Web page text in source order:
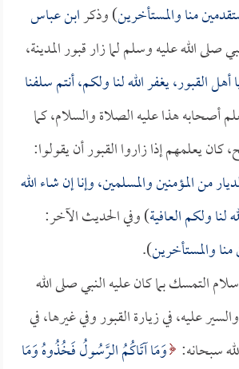
منا والمستأخرين) وذكرابن عباس
صلى الله عليه وسلم لما زار قبور المدينة،
القبور، يغفر الله لنا ولكم، أنتم سلفنا
أصحابه هذا عليه الصلاة والسلام، كما
كان يعلمهم إذا زاروا القبور أن يقولوا:
من المؤمنين والمسلمين، وإنا إن شاء الله
ولكم العافية) وفي الحديث الآخر:
والمستأخرين).
التمسك بما كان عليه النبي صلى الله
عليه، في زيارة القبور وفي غيرها، في
سبحانه: وَمَا آتَاكُمُ الرَّسُولُ فَخُذُوهُ وَمَا